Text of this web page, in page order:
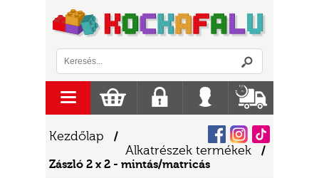
Kezdőlap /
Alkatrészek termékek
/
Zászló 2 x 2 - mintás/matricás